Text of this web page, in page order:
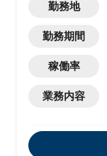
勤務地
勤務期間
稼働率
業務内容